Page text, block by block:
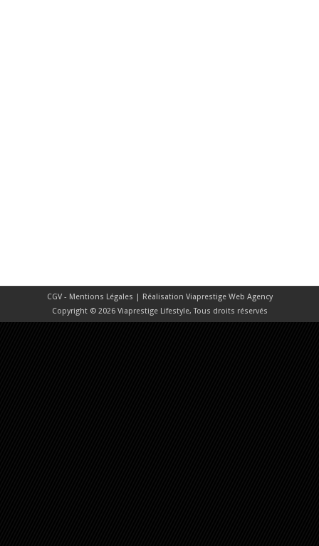
CGV - Mentions Légales | Réalisation Viaprestige Web Agency
Copyright © 2026 Viaprestige Lifestyle, Tous droits réservés